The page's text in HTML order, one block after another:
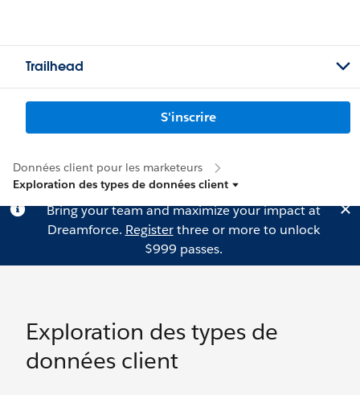
Trailhead
S'inscrire
Données client pour les marketeurs
Exploration des types de données client
Bring your team and maximize your impact at
Dreamforce. Registerthree or more to unlock
$999 passes.
Exploration des types de
données client